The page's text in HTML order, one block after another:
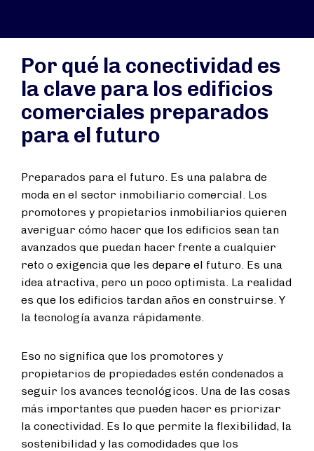
Por qué la conectividad es
la clave para los edificios
comerciales preparados
para el futuro
Preparados para el futuro. Es una palabra de
moda en el sector inmobiliario comercial. Los
promotores y propietarios inmobiliarios quieren
averiguar cómo hacer que los edificios sean tan
avanzados que puedan hacer frente a cualquier
reto o exigencia que les depare el futuro. Es una
idea atractiva, pero un poco optimista. La realidad
es que los edificios tardan años en construirse. Y
la tecnología avanza rápidamente.
Eso no significa que los promotores y
propietarios de propiedades estén condenados a
seguir los avances tecnológicos. Una de las cosas
más importantes que pueden hacer es priorizar
la conectividad. Es lo que permite la flexibilidad, la
sostenibilidad y las comodidades que los